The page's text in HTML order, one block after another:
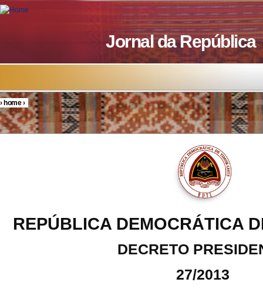
Skip to main content
Jornal da República
You are here
›home›
REPÚBLICA DEMOCRÁTICA
DECRETO
27/2013